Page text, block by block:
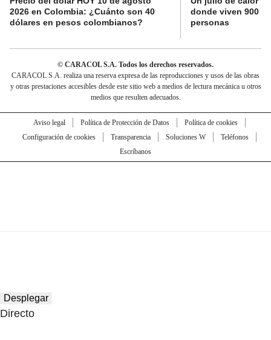
2026 en Colombia: ¿Cuánto son 40
dólares en pesos colombianos?
donde viven 900
personas
© CARACOL S.A. Todos los derechos reservados.
CARACOL S.A. realiza una reserva expresa de las reproducciones y usos de las obras
y otras prestaciones accesibles desde este sitio web a medios de lectura mecánica u otros
medios que resulten adecuados.
Aviso legal Política de Protección de Datos
Política de cookies
Configuración de cookies
Transparencia Soluciones W
Teléfonos
Escríbanos
Desplegar
Directo